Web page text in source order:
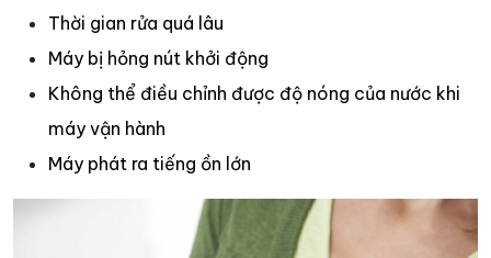
Thời gian rửa quá lâu
Máy bị hỏng nút khởi động
Không thể điều chỉnh được độ nóng của nước khi
máy vận hành
Máy phát ra tiếng ồn lớn